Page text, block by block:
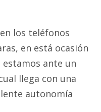
los teléfonos
en está ocasión
ante un
llega con una
autonomía